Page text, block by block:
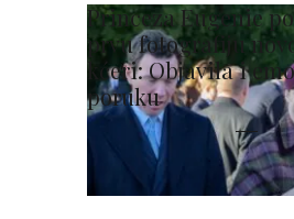
Princeza Eugenie
prvu fotografiju
kćeri: Objavila i
poruku